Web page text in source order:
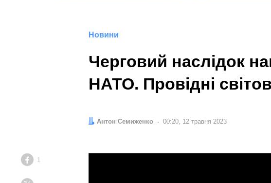
Новини
Черговий наслідок
НАТО. Провідні
Автор:
Антон Семиженко Дата:
00:20, 12 травня 2023
Facebook
1